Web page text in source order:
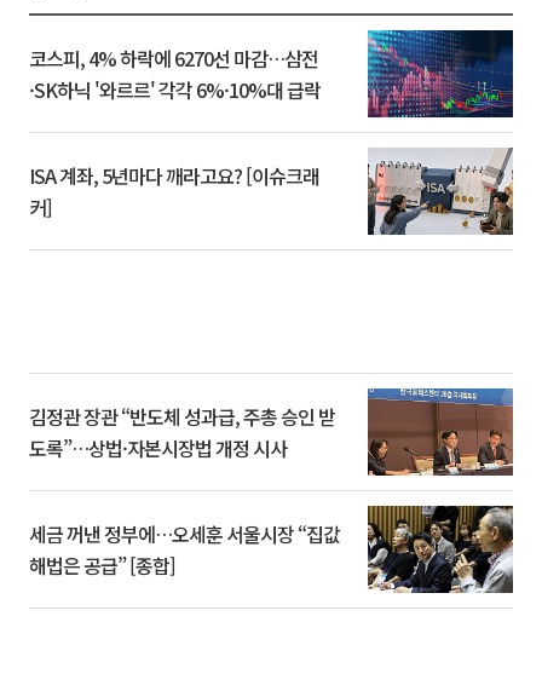
코스피, 4% 하락에 6270선 마감…삼전
·SK하닉 '와르르' 각각 6%·10%대 급락
ISA 계좌, 5년마다 깨라고요? [이슈크래
커]
김정관 장관 “반도체 성과급, 주총 승인 받
도록”…상법·자본시장법 개정 시사
세금 꺼낸 정부에…오세훈 서울시장 “집값
해법은 공급” [종합]